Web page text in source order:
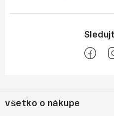
pVšetko o nákupe